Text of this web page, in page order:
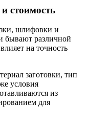
стоимость
шлифовки и
бывают различной
на точность
заготовки, тип
условия
из
для